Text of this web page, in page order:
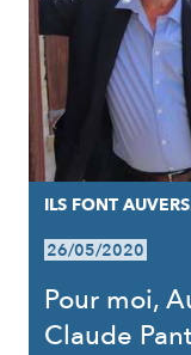
ILS FONT
26/05/2020
Pour moi,
Claude